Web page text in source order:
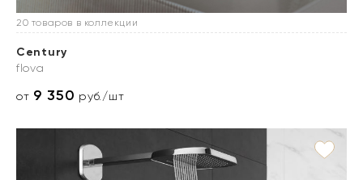
20 товаров в коллекции
Century
flova
от 9 350 руб./шт